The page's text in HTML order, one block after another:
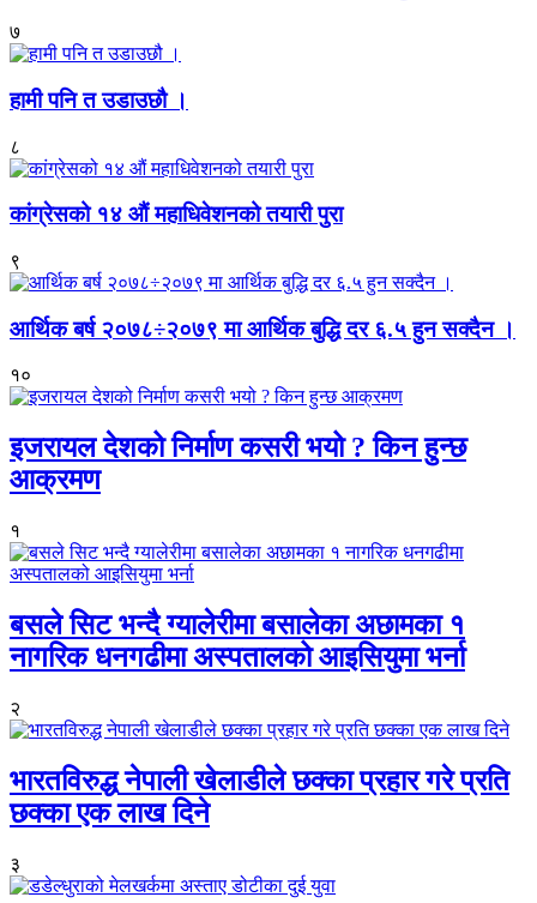
७
हामी पनि त उडाउछौ ।
८
कांग्रेसको १४ औं महाधिवेशनको तयारी पुरा
९
आर्थिक बर्ष २०७८÷२०७९ मा आर्थिक बुद्धि दर ६.५ हुन सक्दैन ।
१०
इजरायल देशको निर्माण कसरी भयो ? किन हुन्छ
आक्रमण
१
बसले सिट भन्दै ग्यालेरीमा बसालेका अछामका १
नागरिक धनगढीमा अस्पतालको आइसियुमा भर्ना
२
भारतविरुद्ध नेपाली खेलाडीले छक्का प्रहार गरे प्रति
छक्का एक लाख दिने
३